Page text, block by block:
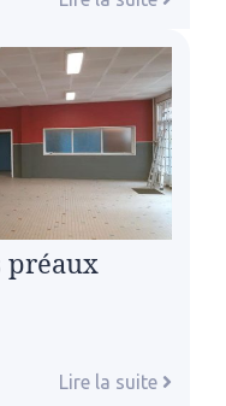
préaux
Lire la suite